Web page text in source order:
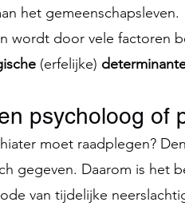
het gemeenschapsleven.
wordt door vele factoren
(erfelijke)
psycholoog of
moet raadplegen?
gegeven. Daarom is het
van tijdelijke